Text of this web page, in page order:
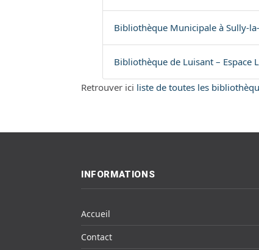
Bibliothèque Municipale à Sully-
Bibliothèque de Luisant – Espace
Retrouver ici liste de toutes les
INFORMATIONS
Accueil
Contact